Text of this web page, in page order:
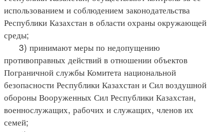
использованием и соблюдением законодательства
Республики Казахстан в области охраны окружающей
среды;
3) принимают меры по недопущению
противоправных действий в отношении объектов
Пограничной службы Комитета национальной
безопасности Республики Казахстан и Сил воздушной
обороны Вооруженных Сил Республики Казахстан,
военнослужащих, рабочих и служащих, членов их
семей;